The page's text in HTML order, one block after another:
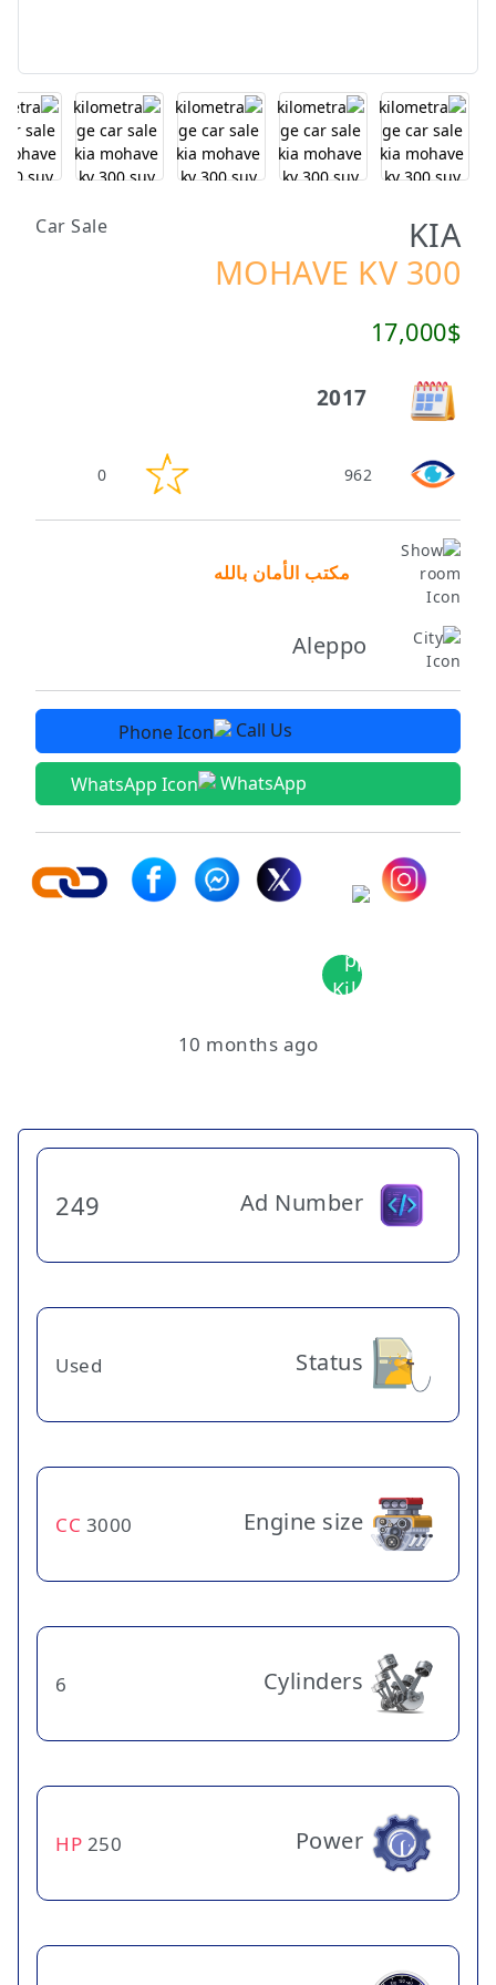
KIA
Car Sale
MOHAVE KV 300
17,000$
2017
962
0
مكتب الأمان بالله
Aleppo
Call Us
WhatsApp
10 months ago
Ad Number
249
Status
Used
Engine size
3000
CC
Cylinders
6
Power
250
HP